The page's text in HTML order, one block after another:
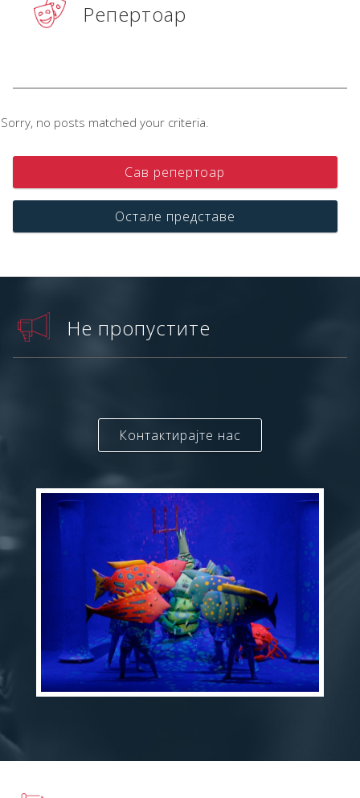
Репертоар
Sorry, no posts matched your criteria.
Сав репертоар
Остале представе
Не пропустите
Контактирајте нас